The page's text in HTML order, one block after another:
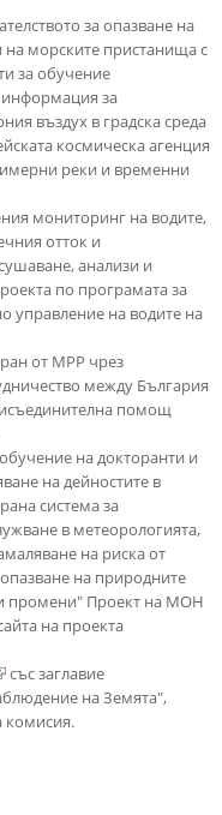
за опазване на
морските пристанища с
за обучение
за
въздух в градска среда
космическа агенция
реки и временни
мониторинг на водите,
отток и
анализи и
по програмата за
управление на водите на
от МРР чрез
между България
помощ
на докторанти и
на дейностите в
система за
в метеорологията,
на риска от
на природните
промени" Проект на МОН
на проекта
is external)
is external)
със заглавие
на Земята",
комисия.